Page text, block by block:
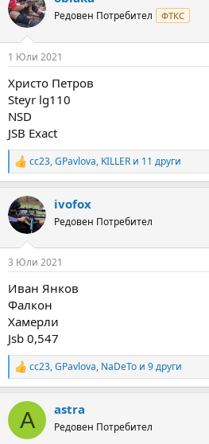
t
i
s
Редовен Потребител ФТКС
1 Юли 2021
Христо Петров
Steyr lg110
NSD
JSB Exact
R
e
c
t
i
s
cc23,GPavlova, KILLER и 11 други
ivofox
Редовен Потребител
3 Юли 2021
Иван Янков
Фалкон
Хамерли
Jsb 0,547
R
e
c
i
cc23,GPavlova, NaDeTo и 9 други
A astra
Редовен Потребител